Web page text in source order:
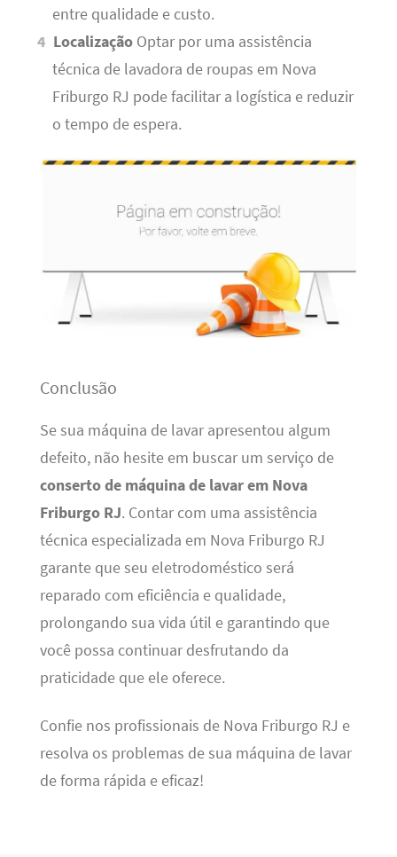
entre qualidade e custo.
Localização Optar por uma assistência
técnica de lavadora de roupas em Nova
Friburgo RJ pode facilitar a logística e reduzir
o tempo de espera.
Conclusão
Se sua máquina de lavar apresentou algum
defeito, não hesite em buscar um serviço de
conserto de máquina de lavar em Nova
Friburgo RJ. Contar com uma assistência
técnica especializada em Nova Friburgo RJ
garante que seu eletrodoméstico será
reparado com eficiência e qualidade,
prolongando sua vida útil e garantindo que
você possa continuar desfrutando da
praticidade que ele oferece.
Confie nos profissionais de Nova Friburgo RJ e
resolva os problemas de sua máquina de lavar
de forma rápida e eficaz!